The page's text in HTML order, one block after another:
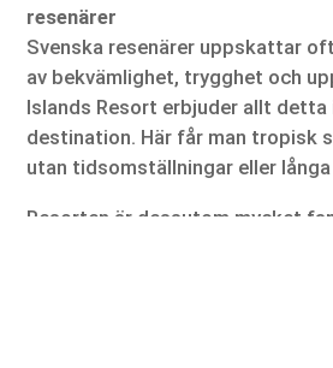
resenärer
Svenska resenärer uppskattar
av bekvämlighet, trygghet och
Islands Resort erbjuder allt detta
destination. Här får man tropisk
utan tidsomställningar eller
Resorten är dessutom mycket